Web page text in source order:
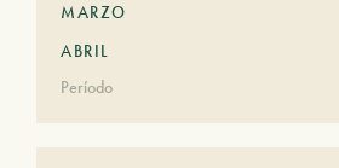
MARZO
ABRIL
Período